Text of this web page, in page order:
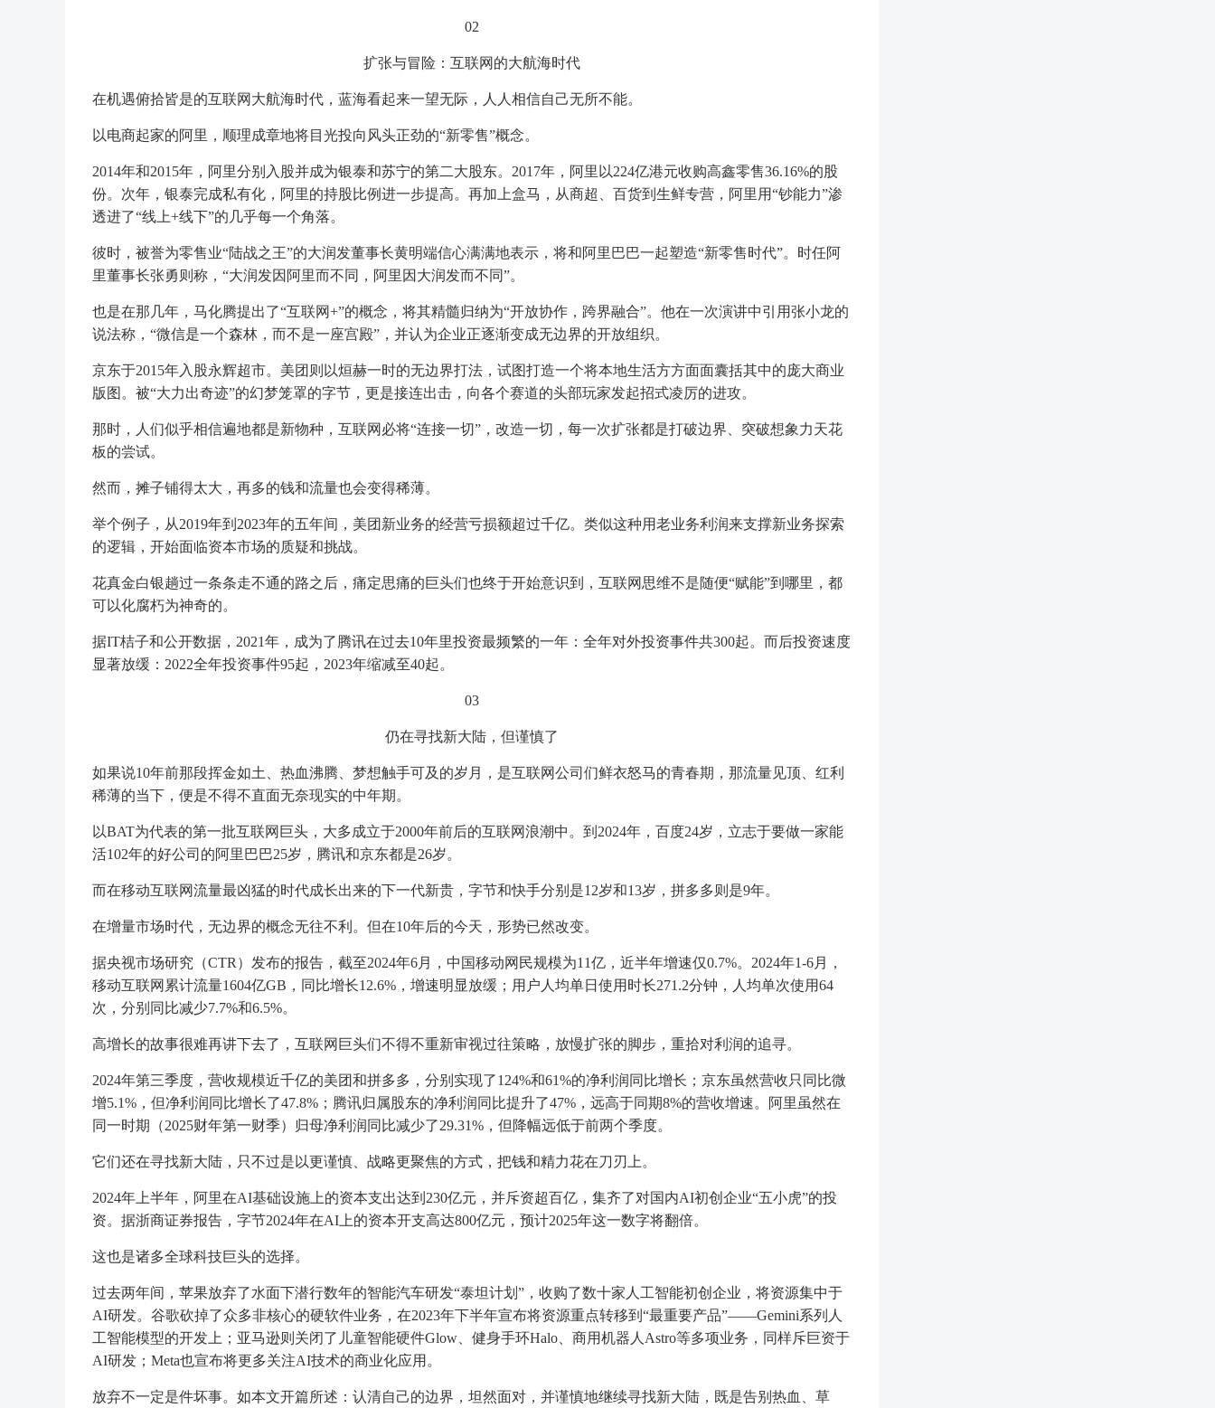
02‍
扩张与冒险：互联网的大航海时代
在机遇俯拾皆是的互联网大航海时代，蓝海看起来一望无际，人人相信自己无所不能。
以电商起家的阿里，顺理成章地将目光投向风头正劲的“新零售”概念。
2014年和2015年，阿里分别入股并成为银泰和苏宁的第二大股东。2017年，阿里以224亿港元收购高鑫零售36.16%的股
份。次年，银泰完成私有化，阿里的持股比例进一步提高。再加上盒马，从商超、百货到生鲜专营，阿里用“钞能力”渗
透进了“线上+线下”的几乎每一个角落。
彼时，被誉为零售业“陆战之王”的大润发董事长黄明端信心满满地表示，将和阿里巴巴一起塑造“新零售时代”。时任阿
里董事长张勇则称，“大润发因阿里而不同，阿里因大润发而不同”。
也是在那几年，马化腾提出了“互联网+”的概念，将其精髓归纳为“开放协作，跨界融合”。他在一次演讲中引用张小龙的
说法称，“微信是一个森林，而不是一座宫殿”，并认为企业正逐渐变成无边界的开放组织。
京东于2015年入股永辉超市。美团则以烜赫一时的无边界打法，试图打造一个将本地生活方方面面囊括其中的庞大商业
版图。被“大力出奇迹”的幻梦笼罩的字节，更是接连出击，向各个赛道的头部玩家发起招式凌厉的进攻。
那时，人们似乎相信遍地都是新物种，互联网必将“连接一切”，改造一切，每一次扩张都是打破边界、突破想象力天花
板的尝试。
然而，摊子铺得太大，再多的钱和流量也会变得稀薄。
举个例子，从2019年到2023年的五年间，美团新业务的经营亏损额超过千亿。类似这种用老业务利润来支撑新业务探索
的逻辑，开始面临资本市场的质疑和挑战。
花真金白银趟过一条条走不通的路之后，痛定思痛的巨头们也终于开始意识到，互联网思维不是随便“赋能”到哪里，都
可以化腐朽为神奇的。
据IT桔子和公开数据，2021年，成为了腾讯在过去10年里投资最频繁的一年：全年对外投资事件共300起。而后投资速度
显著放缓：2022全年投资事件95起，2023年缩减至40起。
03‍
仍在寻找新大陆，但谨慎了
如果说10年前那段挥金如土、热血沸腾、梦想触手可及的岁月，是互联网公司们鲜衣怒马的青春期，那流量见顶、红利
稀薄的当下，便是不得不直面无奈现实的中年期。
以BAT为代表的第一批互联网巨头，大多成立于2000年前后的互联网浪潮中。到2024年，百度24岁，立志于要做一家能
活102年的好公司的阿里巴巴25岁，腾讯和京东都是26岁。
而在移动互联网流量最凶猛的时代成长出来的下一代新贵，字节和快手分别是12岁和13岁，拼多多则是9年。
在增量市场时代，无边界的概念无往不利。但在10年后的今天，形势已然改变。
据央视市场研究（CTR）发布的报告，截至2024年6月，中国移动网民规模为11亿，近半年增速仅0.7%。2024年1-6月，
移动互联网累计流量1604亿GB，同比增长12.6%，增速明显放缓；用户人均单日使用时长271.2分钟，人均单次使用64
次，分别同比减少7.7%和6.5%。
高增长的故事很难再讲下去了，互联网巨头们不得不重新审视过往策略，放慢扩张的脚步，重拾对利润的追寻。
2024年第三季度，营收规模近千亿的美团和拼多多，分别实现了124%和61%的净利润同比增长；京东虽然营收只同比微
增5.1%，但净利润同比增长了47.8%；腾讯归属股东的净利润同比提升了47%，远高于同期8%的营收增速。阿里虽然在
同一时期（2025财年第一财季）归母净利润同比减少了29.31%，但降幅远低于前两个季度。
它们还在寻找新大陆，只不过是以更谨慎、战略更聚焦的方式，把钱和精力花在刀刃上。
2024年上半年，阿里在AI基础设施上的资本支出达到230亿元，并斥资超百亿，集齐了对国内AI初创企业“五小虎”的投
资。据浙商证券报告，字节2024年在AI上的资本开支高达800亿元，预计2025年这一数字将翻倍。
这也是诸多全球科技巨头的选择。
过去两年间，苹果放弃了水面下潜行数年的智能汽车研发“泰坦计划”，收购了数十家人工智能初创企业，将资源集中于
AI研发。谷歌砍掉了众多非核心的硬软件业务，在2023年下半年宣布将资源重点转移到“最重要产品”——Gemini系列人
工智能模型的开发上；亚马逊则关闭了儿童智能硬件Glow、健身手环Halo、商用机器人Astro等多项业务，同样斥巨资于
AI研发；Meta也宣布将更多关注AI技术的商业化应用。
放弃不一定是件坏事。如本文开篇所述：认清自己的边界，坦然面对，并谨慎地继续寻找新大陆，既是告别热血、草